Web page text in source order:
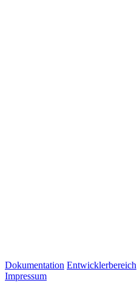
Dokumentation Entwicklerbereich
Impressum